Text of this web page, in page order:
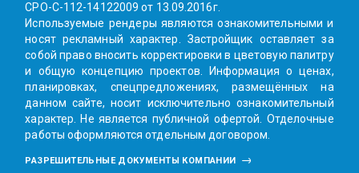
СРО-С-112-14122009 от 13.09.2016г.
Используемые рендеры являются ознакомительными и
носят рекламный характер. Заcтройщик оставляет за
собой право вносить корректировки в цветовую палитру
и общую концепцию проектов. Информация о ценах,
планировках, спецпредложениях, размещённых на
данном сайте, носит исключительно ознакомительный
характер. Не является публичной офертой. Отделочные
работы оформляются отдельным договором.
РАЗРЕШИТЕЛЬНЫЕ ДОКУМЕНТЫ КОМПАНИИ